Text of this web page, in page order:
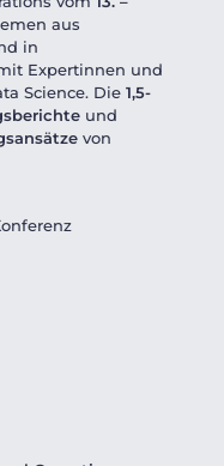
aus
in
Expertinnen und
Science. Die 1,5-
und
von